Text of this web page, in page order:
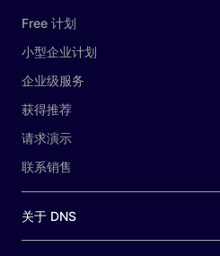
Free 计划
小型企业计划
企业级服务
获得推荐
请求演示
联系销售
关于 DNS